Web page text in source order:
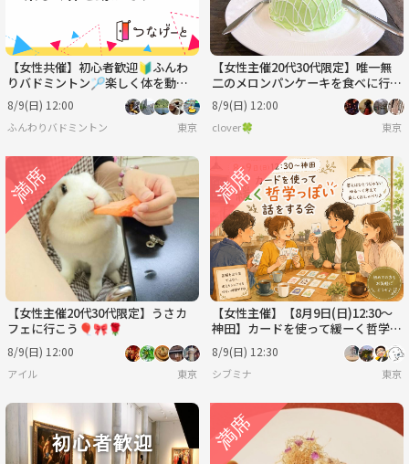
【女性共催】初心者歓迎🔰ふんわ
りバドミントン🏸楽しく体を動か
そう！
8/9(日) 12:00
ふんわりバドミントン 東京
【女性主催20代30代限定】唯一無
二のメロンパンケーキを食べに行こ
う〜🍒🎈
8/9(日) 12:00
clover🍀 東京
【女性主催20代30代限定】うさカ
フェに行こう🎈🎀🌹
8/9(日) 12:00
アイル 東京
【女性主催】【8月9日(日)12:30～
神田】カードを使って緩ーく哲学っ
ぽい事を話す会
8/9(日) 12:30
シブミナ 東京